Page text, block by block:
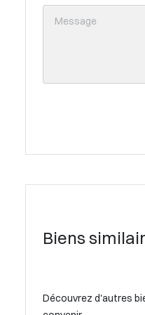
Biens
Découvrez d'autres